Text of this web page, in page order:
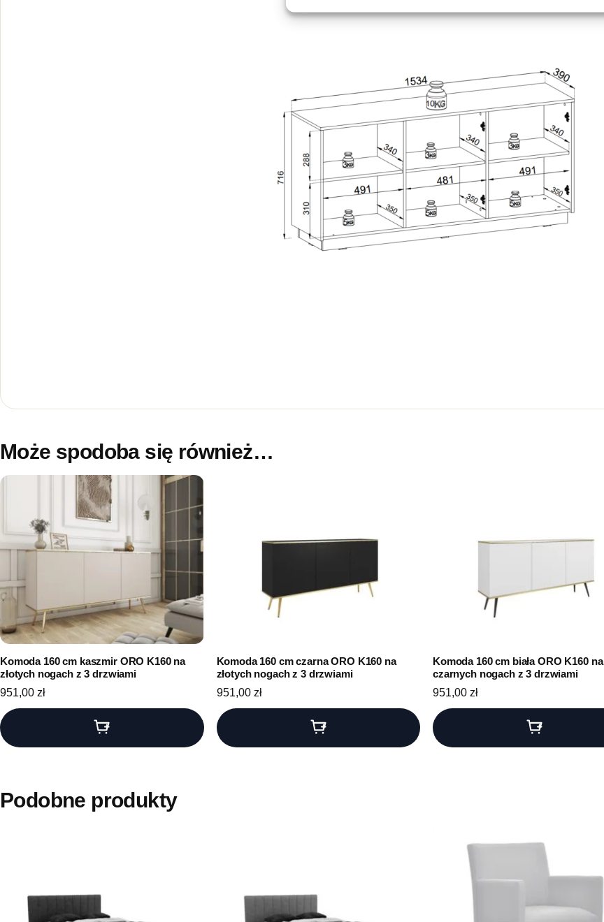
Może spodoba się również…
Komoda 160 cm kaszmir ORO K160 na
złotych nogach z 3 drzwiami
951,00 zł
Komoda 160 cm czarna ORO K160 na
złotych nogach z 3 drzwiami
951,00 zł
Komoda 160 cm biała ORO K160 na
czarnych nogach z 3 drzwiami
951,00 zł
Podobne produkty